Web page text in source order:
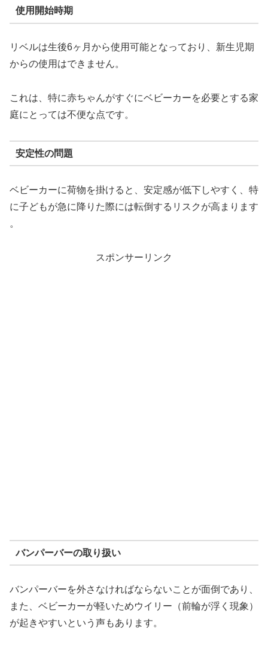
使用開始時期
リベルは生後6ヶ月から使用可能となっており、新生児期
からの使用はできません。
これは、特に赤ちゃんがすぐにベビーカーを必要とする家
庭にとっては不便な点です​​。
安定性の問題
ベビーカーに荷物を掛けると、安定感が低下しやすく、特
に子どもが急に降りた際には転倒するリスクが高まります​​
。
スポンサーリンク
バンパーバーの取り扱い
バンパーバーを外さなければならないことが面倒であり、
また、ベビーカーが軽いためウイリー（前輪が浮く現象）
が起きやすいという声もあります​。